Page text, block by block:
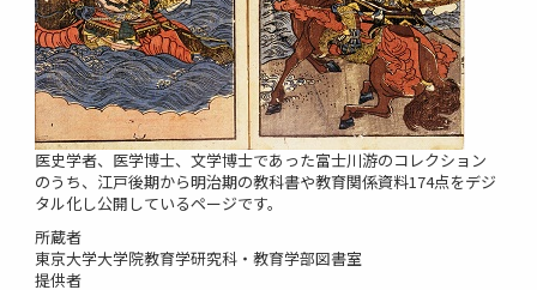
医史学者、医学博士、文学博士であった富士川游のコレクション
のうち、江戸後期から明治期の教科書や教育関係資料174点をデジ
タル化し公開しているページです。
所蔵者
東京大学大学院教育学研究科・教育学部図書室
提供者